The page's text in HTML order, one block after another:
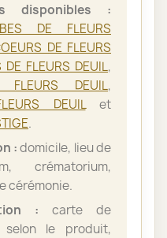
disponibles :
DE FLEURS
DE FLEURS
DE FLEURS DEUIL,
FLEURS DEUIL,
DEUILet
.
:domicile, lieu de
crématorium,
cérémonie.
: carte de
selon le produit,